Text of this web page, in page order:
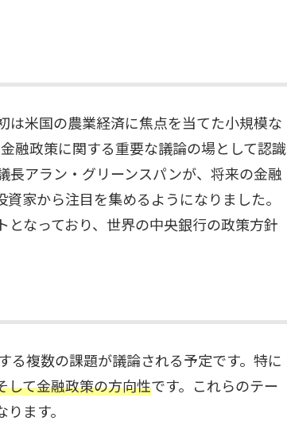
は米国の農業経済に焦点を当てた小規模な
融政策に関する重要な議論の場として認識
長アラン・グリーンスパンが、将来の金融
家から注目を集めるようになりました。
なっており、世界の中央銀行の政策方針
る複数の課題が議論される予定です。特に
して金融政策の方向性です。これらのテー
ます。